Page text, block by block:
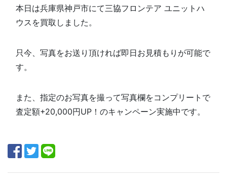
本日は兵庫県神戸市にて三協フロンテア ユニットハ
ウスを買取しました。
只今、写真をお送り頂ければ即日お見積もりが可能で
す。
また、指定のお写真を撮って写真欄をコンプリートで
査定額+20,000円UP！のキャンペーン実施中です。